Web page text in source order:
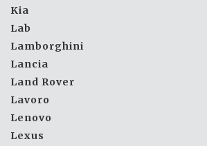
Kia
Lab
Lamborghini
Lancia
Land Rover
Lavoro
Lenovo
Lexus